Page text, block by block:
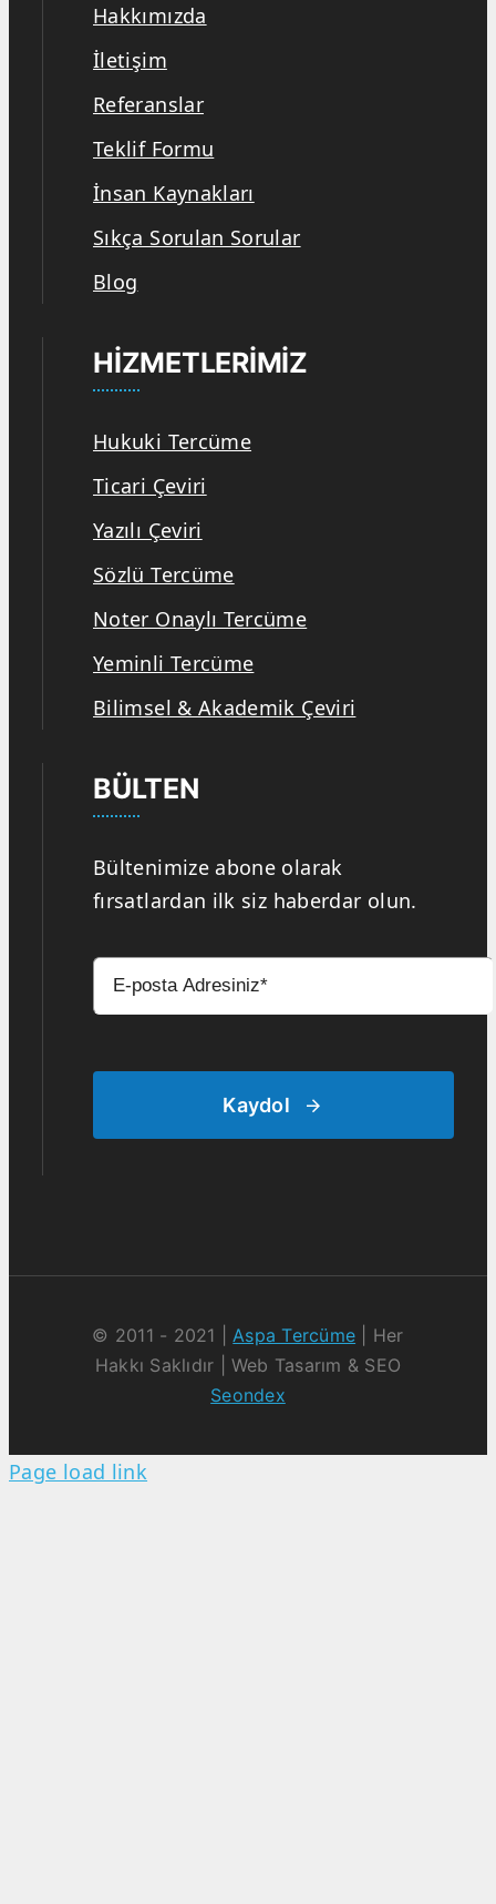
Hakkımızda
İletişim
Referanslar
Teklif Formu
İnsan Kaynakları
Sıkça Sorulan Sorular
Blog
HIZMETLERIMIZ
Hukuki Tercüme
Ticari Çeviri
Yazılı Çeviri
Sözlü Tercüme
Noter Onaylı Tercüme
Yeminli Tercüme
Bilimsel & Akademik Çeviri
BÜLTEN
Bültenimize abone olarak
fırsatlardan ilk siz haberdar olun.
Kaydol
© 2011 - 2021 | Aspa Tercüme | Her
Hakkı Saklıdır | Web Tasarım & SEO
Seondex
Page load link